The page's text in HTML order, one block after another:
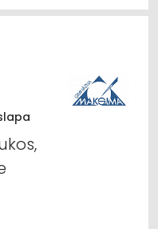
KONTROLES DIENESTI